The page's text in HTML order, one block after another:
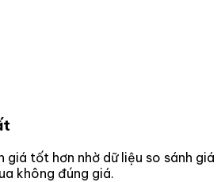
giá tốt hơn nhờ dữ liệu so sánh giá
không đúng giá.